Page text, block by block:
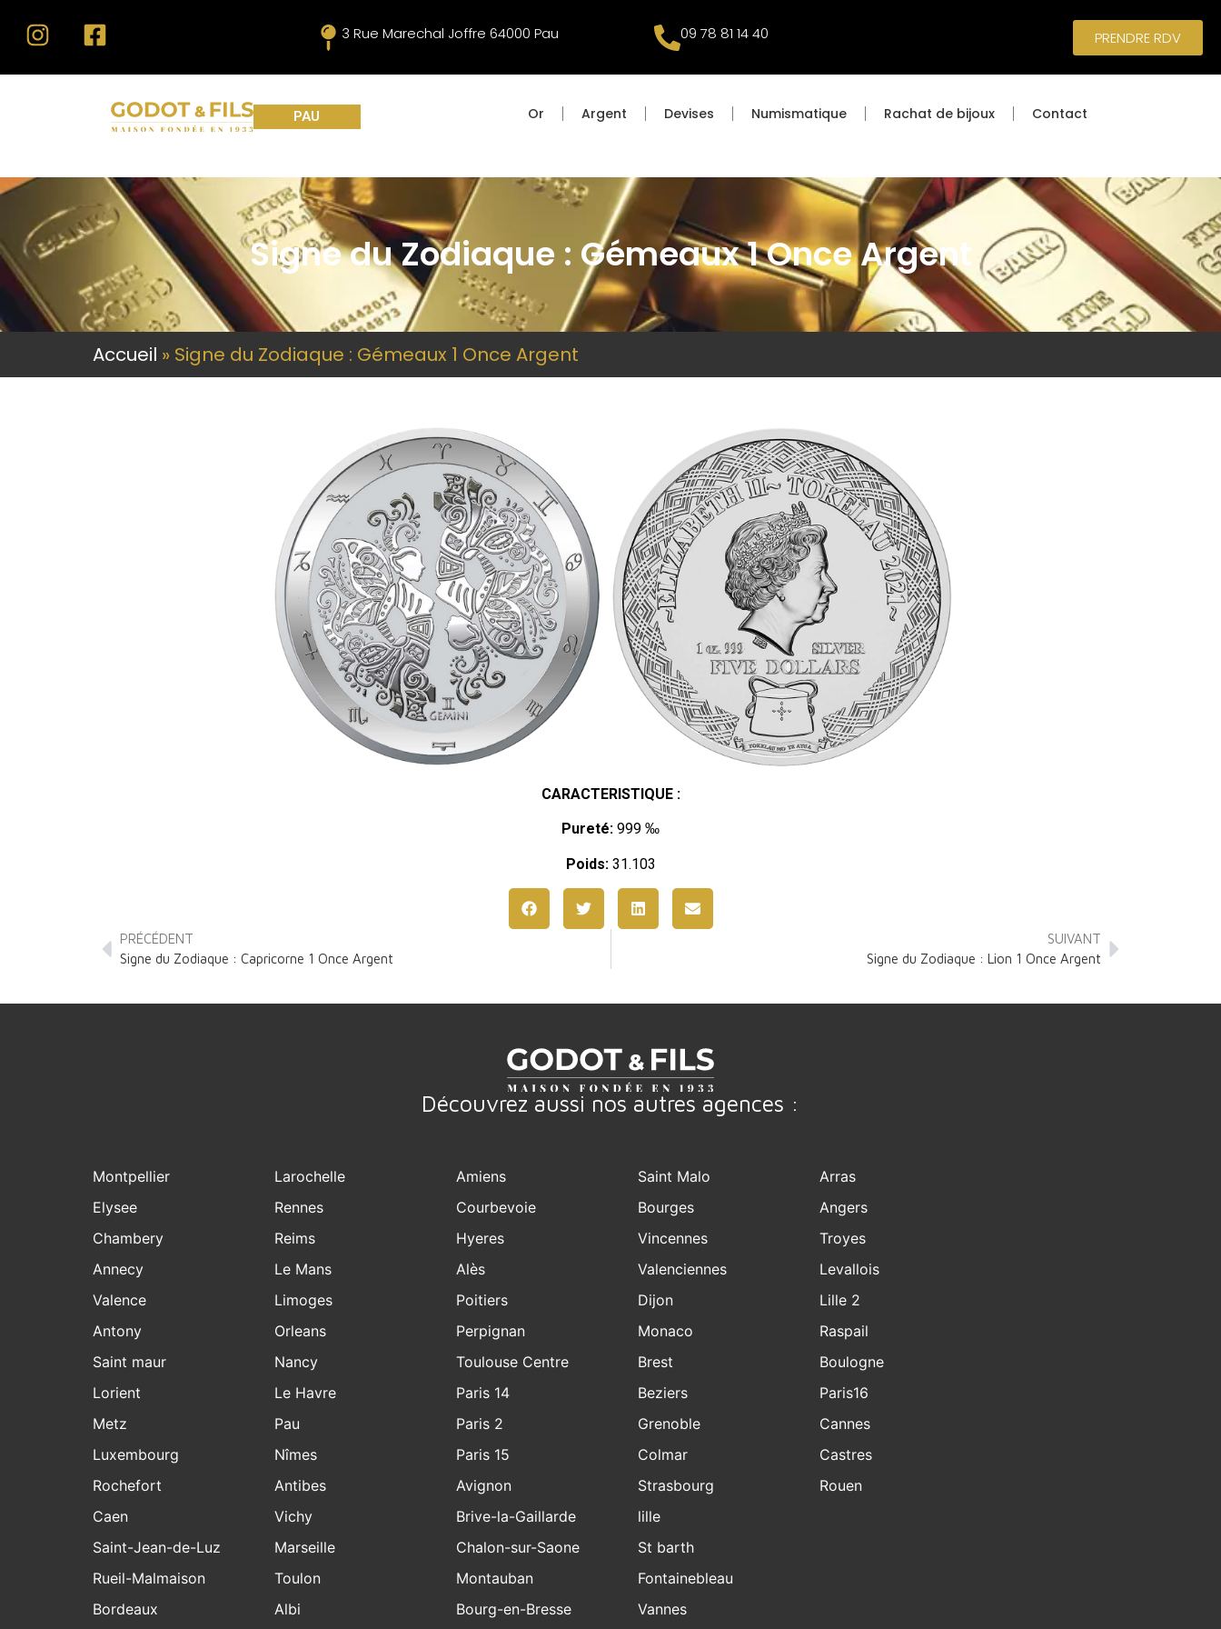
3 Rue Marechal Joffre 64000 Pau 09 78 81 14 40 PRENDRE RDV
PAU Or Argent Devises Numismatique Rachat de bijoux Contact
Signe du Zodiaque : Gémeaux 1 Once Argent
Accueil » Signe du Zodiaque : Gémeaux 1 Once Argent
CARACTERISTIQUE :
Pureté: 999 ‰
Poids:31.103
PRÉCÉDENT
Signe du Zodiaque : Capricorne 1 Once Argent
SUIVANT
Signe du Zodiaque : Lion 1 Once Argent
Découvrez aussi nos autres agences :
Montpellier
Elysee
Chambery
Annecy
Valence
Antony
Saint maur
Lorient
Metz
Luxembourg
Rochefort
Larochelle
Rennes
Reims
Le Mans
Limoges
Orleans
Nancy
Le Havre
Pau
Nîmes
Antibes
Amiens
Courbevoie
Hyeres
Alès
Poitiers
Perpignan
Toulouse Centre
Paris 14
Paris 2
Paris 15
Avignon
Saint Malo
Bourges
Vincennes
Valenciennes
Dijon
Monaco
Brest
Beziers
Grenoble
Colmar
Strasbourg
Arras
Angers
Troyes
Levallois
Lille 2
Raspail
Boulogne
Paris16
Cannes
Castres
Rouen
Caen
Saint-Jean-de-Luz
Rueil-Malmaison
Bordeaux
Vichy
Marseille
Toulon
Albi
Brive-la-Gaillarde
Chalon-sur-Saone
Montauban
Bourg-en-Bresse
lille
St barth
Fontainebleau
Vannes